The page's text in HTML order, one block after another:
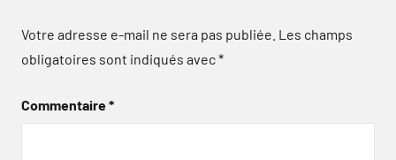
Votre adresse e-mail ne sera pas publiée. Les champs
obligatoires sont indiqués avec*
Commentaire*